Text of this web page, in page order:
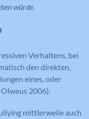
würde.
Verhaltens, bei
den direkten,
eines, oder
2006).
mittlerweile auch